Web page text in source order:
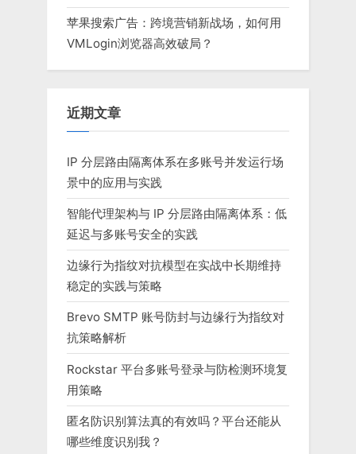
苹果搜索广告：跨境营销新战场，如何用
VMLogin浏览器高效破局？
近期文章
IP 分层路由隔离体系在多账号并发运行场
景中的应用与实践
智能代理架构与 IP 分层路由隔离体系：低
延迟与多账号安全的实践
边缘行为指纹对抗模型在实战中长期维持
稳定的实践与策略
Brevo SMTP 账号防封与边缘行为指纹对
抗策略解析
Rockstar 平台多账号登录与防检测环境复
用策略
匿名防识别算法真的有效吗？平台还能从
哪些维度识别我？